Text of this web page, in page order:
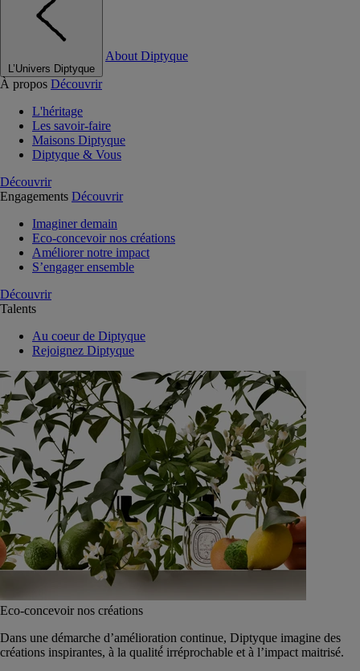
L’Univers Diptyque
About Diptyque
À propos Découvrir
L'héritage
Les savoir-faire
Maisons Diptyque
Diptyque & Vous
Découvrir
Engagements Découvrir
Imaginer demain
Eco-concevoir nos créations
Améliorer notre impact
S’engager ensemble
Découvrir
Talents
Au coeur de Diptyque
Rejoignez Diptyque
Eco-concevoir nos créations
Dans une démarche d’amélioration continue, Diptyque imagine des
créations inspirantes, à la qualité́ irréprochable et à l’impact maitrisé.